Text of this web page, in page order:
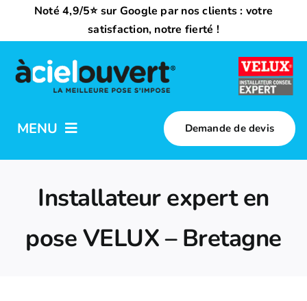
contenu
Noté 4,9/5⭐ sur Google par nos clients : votre
satisfaction, notre fierté !
MENU Demande de devis
Installateur expert en
pose VELUX – Bretagne